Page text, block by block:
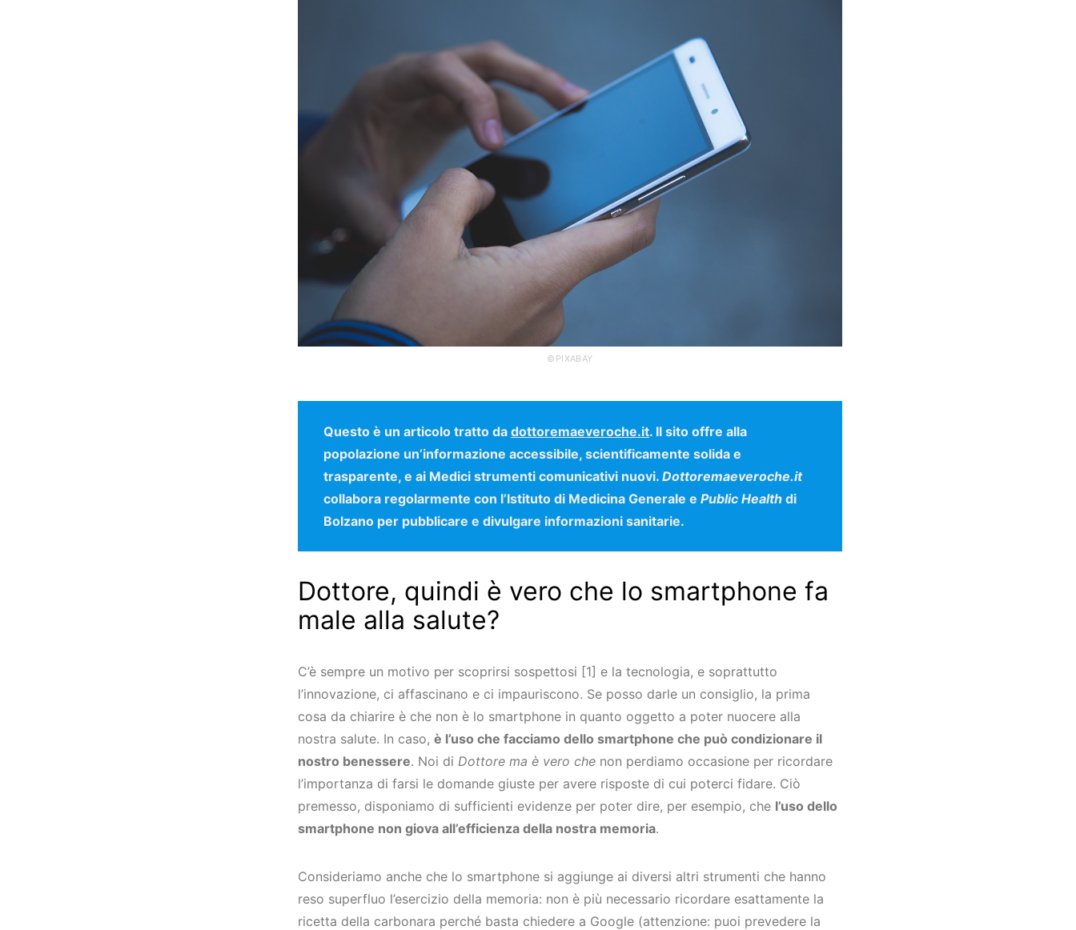
©PIXABAY
Questo è un articolo tratto da dottoremaeveroche.it. Il sito offre alla
popolazione un’informazione accessibile, scientificamente solida e
trasparente, e ai Medici strumenti comunicativi nuovi. Dottoremaeveroche.it
collabora regolarmente con l’Istituto di Medicina Generale e Public Health di
Bolzano per pubblicare e divulgare informazioni sanitarie.
Dottore, quindi è vero che lo smartphone fa
male alla salute?
C’è sempre un motivo per scoprirsi sospettosi [1] e la tecnologia, e soprattutto
l’innovazione, ci affascinano e ci impauriscono. Se posso darle un consiglio, la prima
cosa da chiarire è che non è lo smartphone in quanto oggetto a poter nuocere alla
nostra salute. In caso, è l’uso che facciamo dello smartphone che può condizionare il
nostro benessere. Noi di Dottore ma è vero che non perdiamo occasione per ricordare
l’importanza di farsi le domande giuste per avere risposte di cui poterci fidare. Ciò
premesso, disponiamo di sufficienti evidenze per poter dire, per esempio, che l’uso dello
smartphone non giova all’efficienza della nostra memoria.
Consideriamo anche che lo smartphone si aggiunge ai diversi altri strumenti che hanno
reso superfluo l’esercizio della memoria: non è più necessario ricordare esattamente la
ricetta della carbonara perché basta chiedere a Google (attenzione: puoi prevedere la